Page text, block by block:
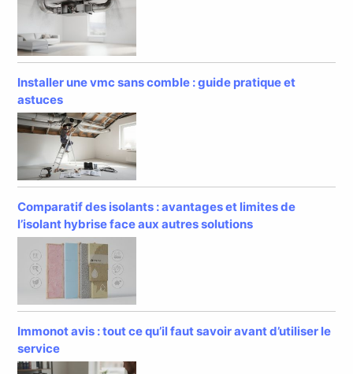
Installer une vmc sans comble : guide pratique et
astuces
Comparatif des isolants : avantages et limites de
l’isolant hybrise face aux autres solutions
Immonot avis : tout ce qu’il faut savoir avant d’utiliser le
service